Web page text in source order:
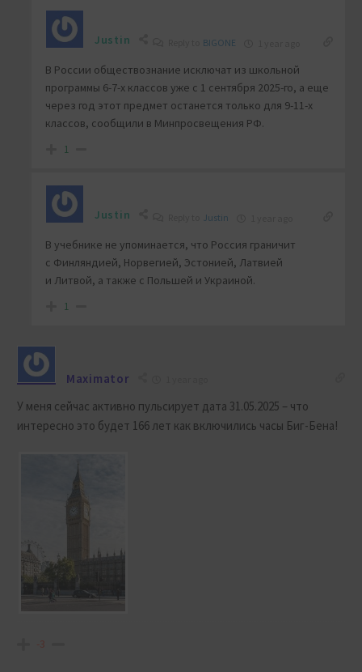
Justin BIGONE
В России обществознание исключат из школьной
программы 6-7-х классов уже с 1 сентября 2025-го, а еще
через год этот предмет останется только для 9-11-х
классов, сообщили в Минпросвещения РФ.
1
Justin Justin
В учебнике не упоминается, что Россия граничит
с Финляндией, Норвегией, Эстонией, Латвией
и Литвой, а также с Польшей и Украиной.
1
Maximator
У меня сейчас активно пульсирует дата 31.05.2025 – что
интересно это будет 166 лет как включились часы Биг-Бена!
-3